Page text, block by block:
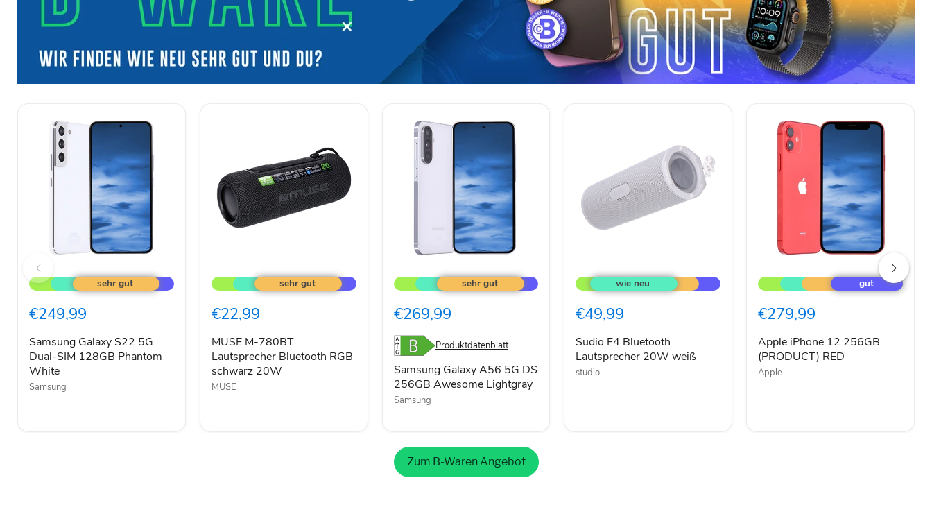
Samsung
Galaxy
S22
Dual-
128GB
Phantom
White
€249,99
Samsung Galaxy S22 5G
Dual-SIM 128GB Phantom
White
Samsung
M-
780BT
Bluetooth
schwarz
20W
€22,99
MUSE M-780BT
Lautsprecher Bluetooth RGB
schwarz 20W
MUSE
Galaxy
A56
DS
Awesome
Lightgray
€269,99
Produktdatenblatt
Samsung Galaxy A56 5G DS
256GB Awesome Lightgray
Samsung
F4
Bluetooth
20W
€49,99
Sudio F4 Bluetooth
Lautsprecher 20W weiß
studio
iPhone
12
(PRODUCT)
€279,99
Apple iPhone 12 256GB
(PRODUCT) RED
Apple
Zum B-Waren Angebot